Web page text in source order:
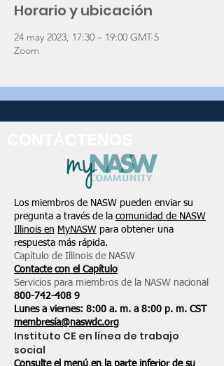
Horario y ubicación
24 may 2023, 17:30 – 19:00 GMT-5
Zoom
Los miembros de NASW pueden enviar su
pregunta a través de la comunidad de NASW
Illinois en MyNASW para obtener una
respuesta más rápida.
Capítulo de Illinois de NASW
Contacte con el Capítulo
Servicios para miembros de la NASW nacional
800-742-408 9
Lunes a viernes: 8:00 a. m. a 8:00 p. m. CST
membresía@naswdc.org
Instituto CE en línea de trabajo
social
Consulte el menú en la parte inferior de su